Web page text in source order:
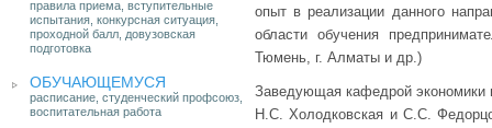
правила приема, вступительные
испытания, конкурсная ситуация,
проходной балл, довузовская
подготовка
ОБУЧАЮЩЕМУСЯ
расписание, студенческий профсоюз,
воспитательная работа
опыт в реализации данного
области обучения
Тюмень, г. Алматы и др.)
Заведующая кафедрой экономики
Н.С. Холодковская и С.С.